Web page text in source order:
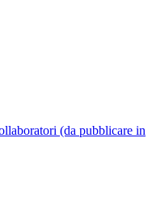
(da pubblicare in